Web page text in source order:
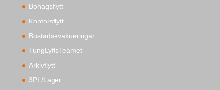
Bohagsflytt
Kontorsflytt
Bostadsevakueringar
TungLyftsTeamet
Arkivflytt
3PL/Lager